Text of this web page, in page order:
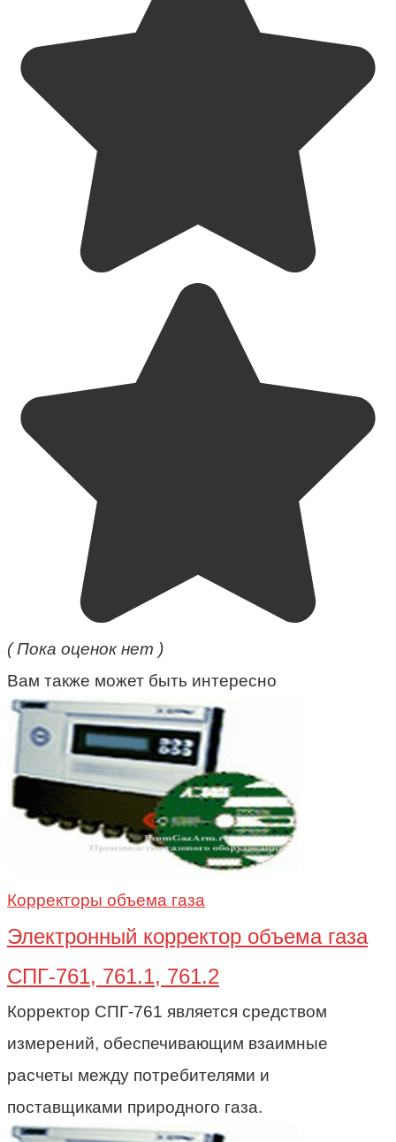
( Пока оценок нет )
Вам также может быть интересно
Корректоры объема газа
Электронный корректор объема газа
СПГ-761, 761.1, 761.2
Корректор СПГ-761 является средством
измерений, обеспечивающим взаимные
расчеты между потребителями и
поставщиками природного газа.